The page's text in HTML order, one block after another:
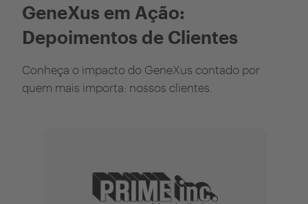
GeneXus em Ação:
Depoimentos de Clientes
Conheça o impacto do GeneXus contado por
quem mais importa: nossos clientes.